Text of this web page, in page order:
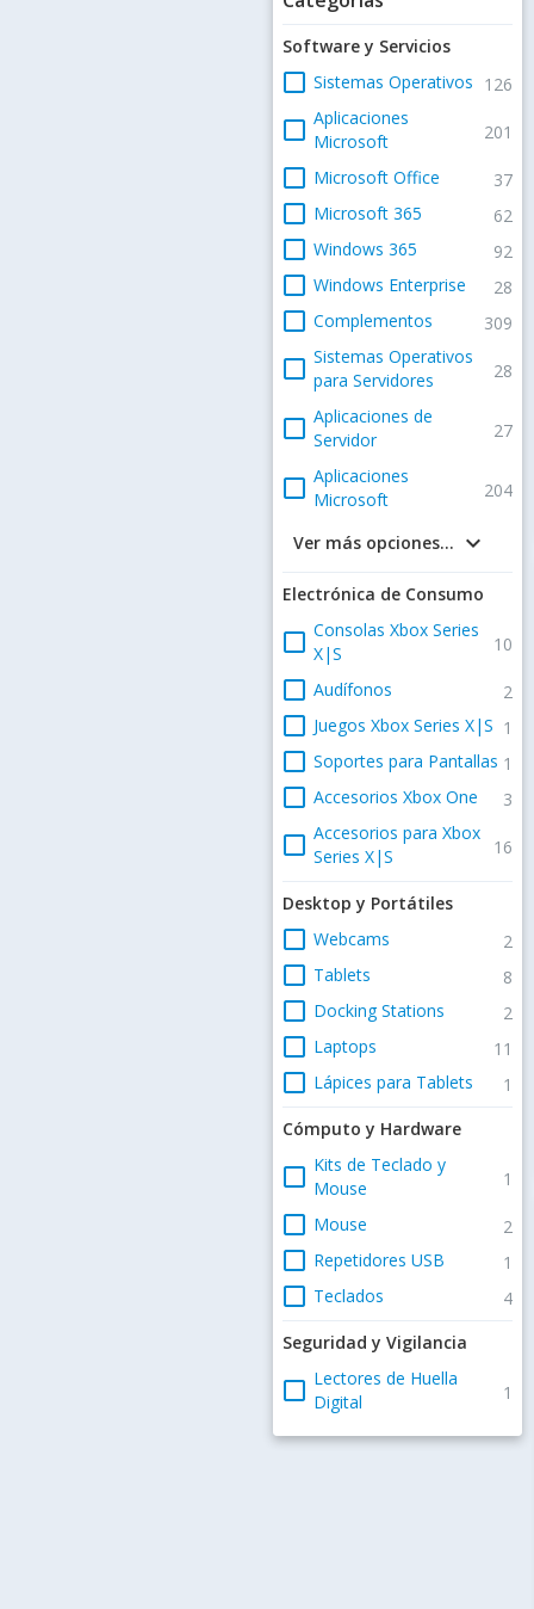
Software y Servicios
check_box_outline_blank Sistemas Operativos 126
check_box_outline_blank Aplicaciones
Microsoft
201
check_box_outline_blank Microsoft Office 37
check_box_outline_blank Microsoft 365 62
check_box_outline_blank Windows 365 92
check_box_outline_blank Windows Enterprise 28
check_box_outline_blank Complementos 309
check_box_outline_blank Sistemas Operativos
para Servidores
28
check_box_outline_blank Aplicaciones de
Servidor
27
check_box_outline_blank Aplicaciones
Microsoft
204
keyboard_arrow_down
Ver más opciones...
Electrónica de Consumo
check_box_outline_blank Consolas Xbox Series
X|S
10
check_box_outline_blank Audífonos 2
check_box_outline_blank Juegos Xbox Series X|S 1
check_box_outline_blank Soportes para Pantallas 1
check_box_outline_blank Accesorios Xbox One 3
check_box_outline_blank Accesorios para Xbox
Series X|S
16
Desktop y Portátiles
check_box_outline_blank Webcams 2
check_box_outline_blank Tablets 8
check_box_outline_blank Docking Stations 2
check_box_outline_blank Laptops 11
check_box_outline_blank Lápices para Tablets
1
Cómputo y Hardware
check_box_outline_blank Kits de Teclado y
Mouse
1
check_box_outline_blank Mouse 2
check_box_outline_blank Repetidores USB 1
check_box_outline_blank Teclados
4
Seguridad y Vigilancia
check_box_outline_blank Lectores de Huella
Digital
1